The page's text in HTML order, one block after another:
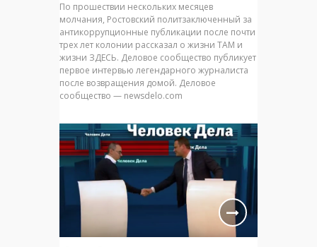
По прошествии нескольких месяцев
молчания, Ростовский политзаключенный за
антикоррупционные публикации после почти
трех лет колонии рассказал о жизни ТАМ и
жизни ЗДЕСЬ. Деловое сообщество публикует
первое интервью легендарного журналиста
после возвращения домой. Деловое
сообщество — newsdelo.com